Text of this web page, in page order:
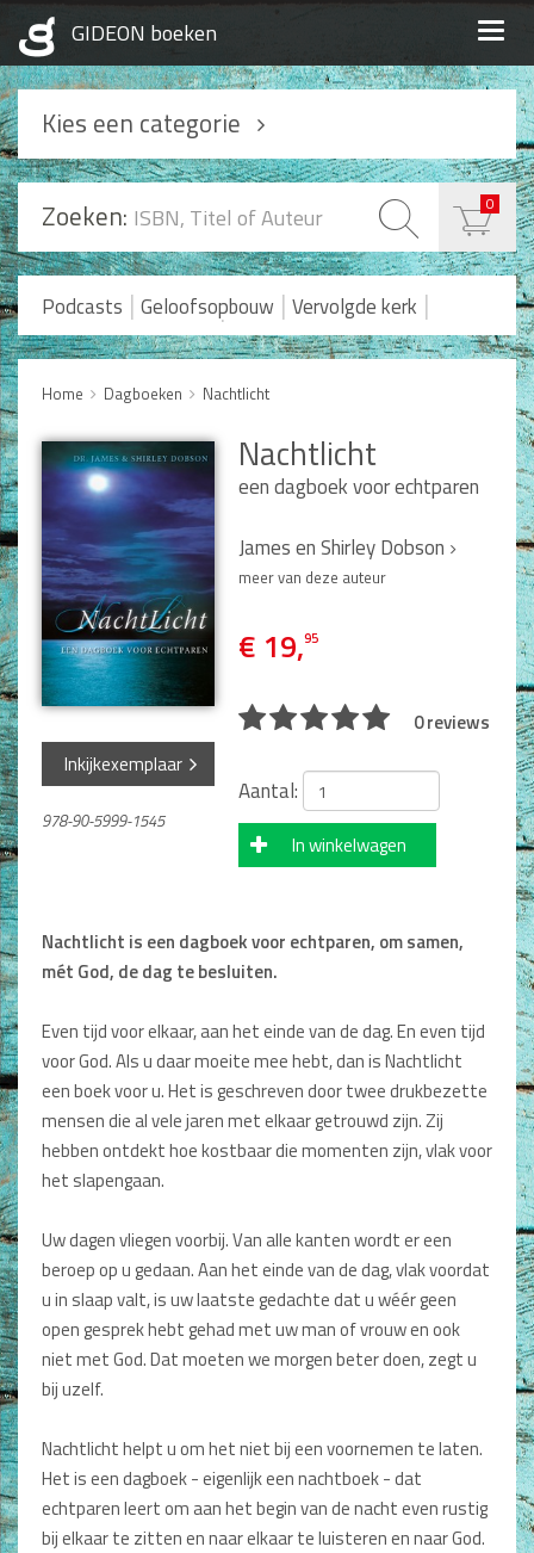
Kies een categorie
Podcasts
Geloofsopbouw
Praktisch Christen zijn
Levensverhalen
Huwelijk en Gezin
Opvoeding
Alle producten
Man / Vrouw
Man
Vrouw
Alle producten
Seksualiteit
Jongerenboeken
Kinderboeken
Kinderbijbels
Alle producten
Gideonietjes
Dagboeken
Gebed
Bijbel en Wetenschap
Alphacursus
Vervolgde kerk
Evangelisatie en Zending
Kerk en Israël
Gemeenteleven en Leiderschap
Pastoraat
Zoeken: 0
Podcasts | Geloofsopbouw | Vervolgde kerk |
Romans en Verhalen|Koopjes
Home Dagboeken Nachtlicht
Inkijkexemplaar
978-90-5999-1545
Nachtlicht
een dagboek voor echtparen
James en Shirley Dobson
meer van deze auteur
€ 19,95
0 reviews
Aantal:
In winkelwagen
Nachtlicht is een dagboek voor echtparen, om samen,
mét God, de dag te besluiten.
Even tijd voor elkaar, aan het einde van de dag. En even tijd
voor God. Als u daar moeite mee hebt, dan is Nachtlicht
een boek voor u. Het is geschreven door twee drukbezette
mensen die al vele jaren met elkaar getrouwd zijn. Zij
hebben ontdekt hoe kostbaar die momenten zijn, vlak voor
het slapengaan.
Uw dagen vliegen voorbij. Van alle kanten wordt er een
beroep op u gedaan. Aan het einde van de dag, vlak voordat
u in slaap valt, is uw laatste gedachte dat u wéér geen
open gesprek hebt gehad met uw man of vrouw en ook
niet met God. Dat moeten we morgen beter doen, zegt u
bij uzelf.
Nachtlicht helpt u om het niet bij een voornemen te laten.
Het is een dagboek - eigenlijk een nachtboek - dat
echtparen leert om aan het begin van de nacht even rustig
bij elkaar te zitten en naar elkaar te luisteren en naar God.